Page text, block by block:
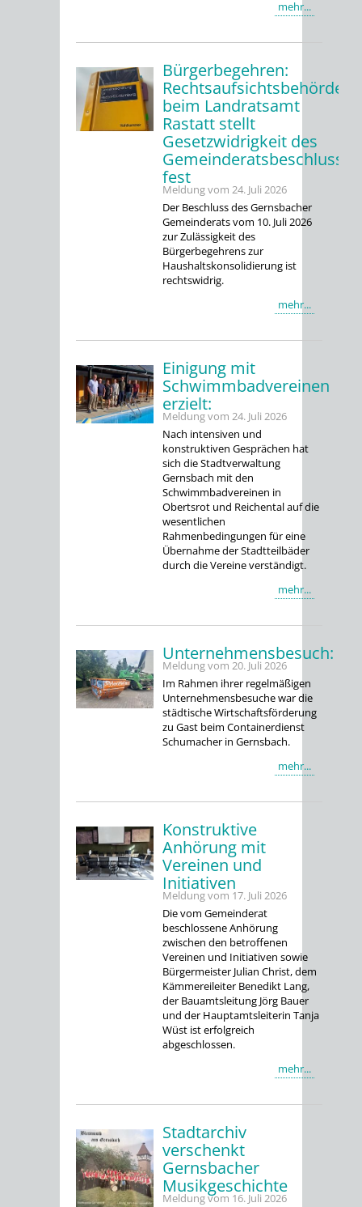
mehr...
Bürgerbegehren:
Rechtsaufsichtsbehörde
beim Landratsamt
Rastatt stellt
Gesetzwidrigkeit des
Gemeinderatsbeschlusses
fest
Meldung vom 24. Juli 2026
Der Beschluss des Gernsbacher
Gemeinderats vom 10. Juli 2026
zur Zulässigkeit des
Bürgerbegehrens zur
Haushaltskonsolidierung ist
rechtswidrig.
mehr...
Einigung mit
Schwimmbadvereinen
erzielt:
Meldung vom 24. Juli 2026
Nach intensiven und
konstruktiven Gesprächen hat
sich die Stadtverwaltung
Gernsbach mit den
Schwimmbadvereinen in
Obertsrot und Reichental auf die
wesentlichen
Rahmenbedingungen für eine
Übernahme der Stadtteilbäder
durch die Vereine verständigt.
mehr...
Unternehmensbesuch:
Meldung vom 20. Juli 2026
Im Rahmen ihrer regelmäßigen
Unternehmensbesuche war die
städtische Wirtschaftsförderung
zu Gast beim Containerdienst
Schumacher in Gernsbach.
mehr...
Konstruktive
Anhörung mit
Vereinen und
Initiativen
Meldung vom 17. Juli 2026
Die vom Gemeinderat
beschlossene Anhörung
zwischen den betroffenen
Vereinen und Initiativen sowie
Bürgermeister Julian Christ, dem
Kämmereileiter Benedikt Lang,
der Bauamtsleitung Jörg Bauer
und der Hauptamtsleiterin Tanja
Wüst ist erfolgreich
abgeschlossen.
mehr...
Stadtarchiv
verschenkt
Gernsbacher
Musikgeschichte
Meldung vom 16. Juli 2026